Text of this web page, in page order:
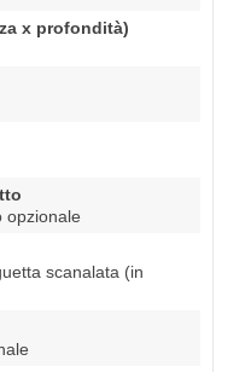
x profondità)
opzionale
scanalata (in